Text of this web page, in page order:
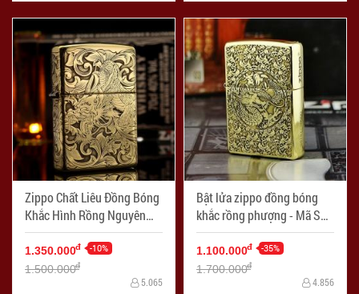
Zippo Chất Liêu Đồng Bóng
Khắc Hình Rồng Nguyên
Con - Mã SP: ZPC1708-254
1.350.000đ -10%
1.500.000đ
5.065
Bật lửa zippo đồng bóng
khắc rồng phượng - Mã SP:
ZPC1791
1.100.000đ -35%
1.700.000đ
4.856